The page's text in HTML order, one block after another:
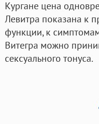
Кургане цена
Левитра показана к
функции, к
Витегра можно
сексуального тонуса.